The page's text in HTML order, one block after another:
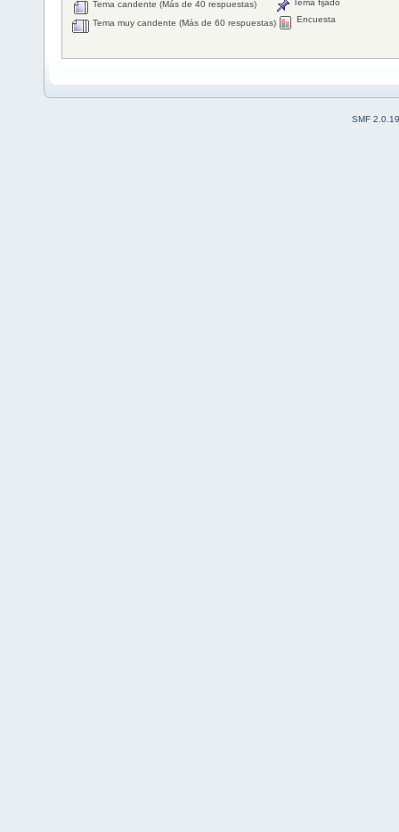
Tema candente (Más de 40 respuestas)
Tema muy candente (Más de 60 respuestas)
Encuesta
SMF 2.0.19